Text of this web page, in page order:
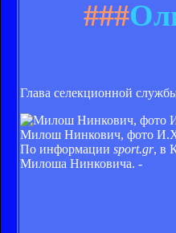
###
Глава селекционной
Милош Нинкович, фото
По информации sport.gr, в
Милоша Нинковича. -